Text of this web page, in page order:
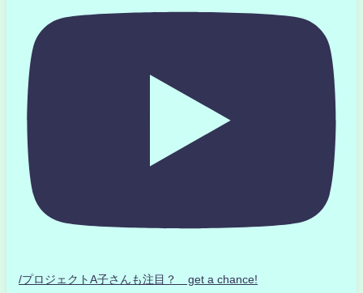
/プロジェクトA子さんも注目？ get a chance!